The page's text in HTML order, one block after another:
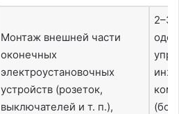
Монтаж внешней части
оконечных
электроустановочных
устройств (розеток,
выключателей и т. п.),
2–3